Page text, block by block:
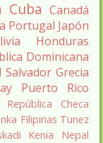
Cuba Canadá
Portugal Japón
Honduras
Dominicana
Salvador Grecia
Puerto Rico
República Checa
Filipinas Tunez
Kenia
Nepal